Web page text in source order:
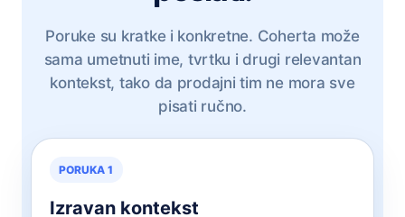
Poruke su kratke i konkretne. Coherta može
sama umetnuti ime, tvrtku i drugi relevantan
kontekst, tako da prodajni tim ne mora sve
pisati ručno.
PORUKA 1
Izravan kontekst